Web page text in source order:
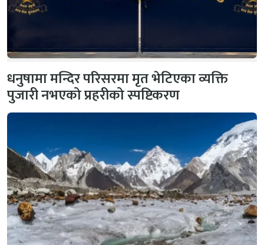
धनुषामा मन्दिर परिसरमा मृत भेटिएका व्यक्ति
पुजारी नभएको प्रहरीको स्पष्टिकरण